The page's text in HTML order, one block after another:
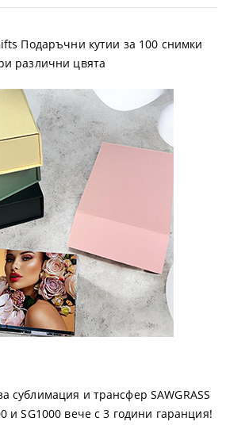
Подаръчни кутии за 100 снимки
различни цвята
сублимация и трансфер SAWGRASS
и SG1000 вече с 3 години гаранция!